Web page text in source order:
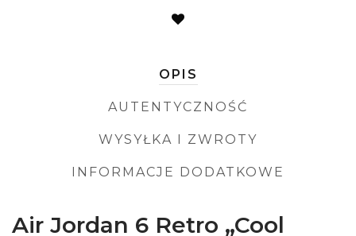
OPIS
AUTENTYCZNOŚĆ
WYSYŁKA I ZWROTY
INFORMACJE DODATKOWE
Air Jordan 6 Retro „Cool